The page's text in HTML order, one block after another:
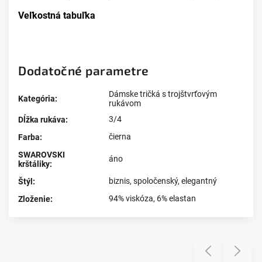
Veľkostná tabuľka
Dodatočné parametre
Kategória:
Dámske tričká s trojštvrťovým
rukávom
Dĺžka rukáva:
3/4
Farba:
čierna
SWAROVSKI
krštáliky:
áno
Štýl : biznis, spoločenský, elegantný
Zloženie: 94% viskóza, 6% elastan
Previous Next